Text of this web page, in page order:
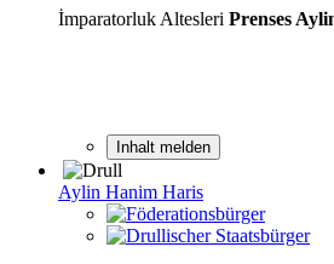
İmparatorluk Altesleri Prenses
Inhalt melden
Aylin Hanim Haris